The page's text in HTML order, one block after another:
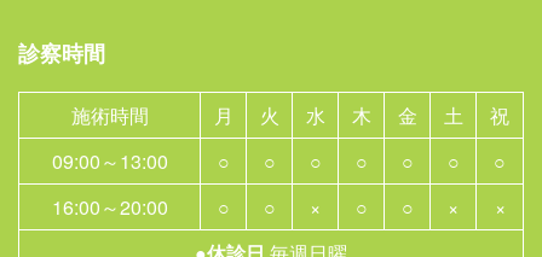
診察時間
施術時間 月 火 水 木 金 土 祝
09:00～13:00 ○ ○ ○ ○ ○ ○
○
16:00～20:00
○ ○ × ○ ○ × ×